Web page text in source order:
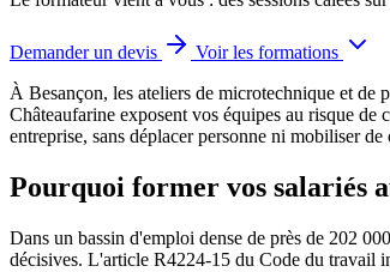
Demander un devis
Voir les formations
À Besançon, les ateliers de microtechnique et de
Châteaufarine exposent vos équipes au risque de
entreprise, sans déplacer personne ni mobiliser de
Pourquoi former vos salariés
Dans un bassin d'emploi dense de près de 202
décisives. L'article R4224-15 du Code du travail